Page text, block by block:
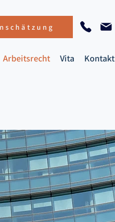
Arbeitsrecht Vita Kontakt